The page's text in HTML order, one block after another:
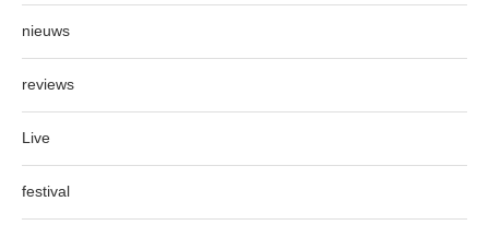
nieuws
reviews
Live
festival